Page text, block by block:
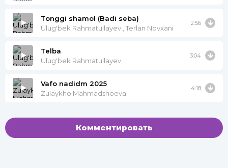
Tonggi shamol (Badi seba)
Ulug'bek Rahmatullayev , Terlan Novxani
2:56
Telba
Ulug'bek Rahmatullayev
3:04
Vafo nadidm 2025
Zulaykho Mahmadshoeva
4:18
Комментировать